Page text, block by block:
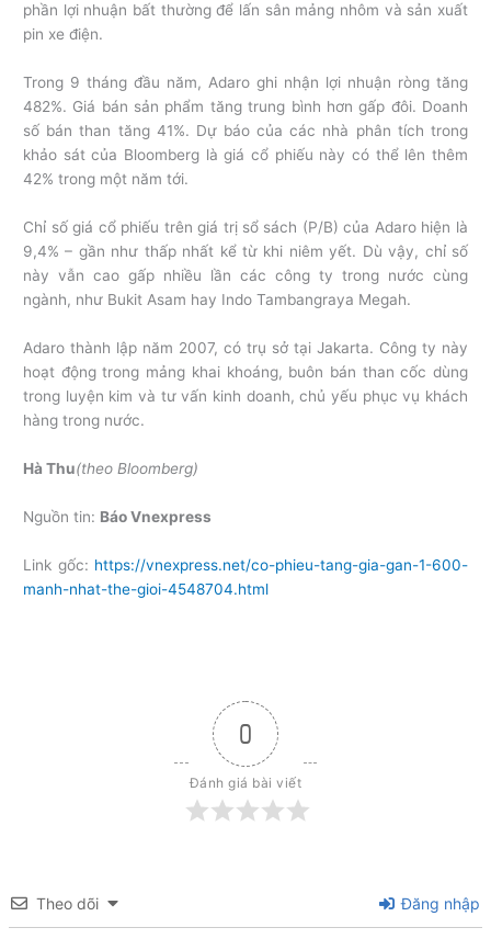
phần lợi nhuận bất thường để lấn sân mảng nhôm và sản xuất
pin xe điện.
Trong 9 tháng đầu năm, Adaro ghi nhận lợi nhuận ròng tăng
482%. Giá bán sản phẩm tăng trung bình hơn gấp đôi. Doanh
số bán than tăng 41%. Dự báo của các nhà phân tích trong
khảo sát của Bloomberg là giá cổ phiếu này có thể lên thêm
42% trong một năm tới.
Chỉ số giá cổ phiếu trên giá trị sổ sách (P/B) của Adaro hiện là
9,4% – gần như thấp nhất kể từ khi niêm yết. Dù vậy, chỉ số
này vẫn cao gấp nhiều lần các công ty trong nước cùng
ngành, như Bukit Asam hay Indo Tambangraya Megah.
Adaro thành lập năm 2007, có trụ sở tại Jakarta. Công ty này
hoạt động trong mảng khai khoáng, buôn bán than cốc dùng
trong luyện kim và tư vấn kinh doanh, chủ yếu phục vụ khách
hàng trong nước.
Hà Thu(theo Bloomberg)
Nguồn tin: Báo Vnexpress
Link gốc: https://vnexpress.net/co-phieu-tang-gia-gan-1-600-
manh-nhat-the-gioi-4548704.html
0
Đánh giá bài viết
Theo dõi Đăng nhập